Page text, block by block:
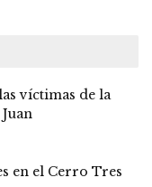
víctimas de la
en el Cerro Tres